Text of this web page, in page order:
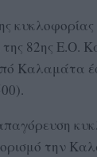
82ης Ε.Ο.
Καλαμάτα
την